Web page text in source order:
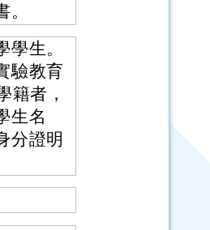
生。
驗教育
籍者，
生名
分證明